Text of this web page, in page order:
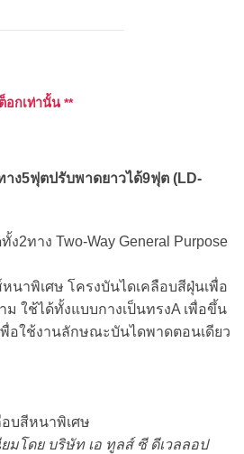
อกเท่านั้น **
าง5ฟุตปรับพาดยาวได้9ฟุต (LD-
2ทาง Two-Way General Purpose
นาพิเศษ โครงบันไดเคลือบสีฝุ่นเพื่อ
ม ใช้ได้ทั้งแบบกางเป็นทรงA เพื่อขึ้น
อใช้งานลักษณะบันไดพาดตอนเดียว
บสีหนาพิเศษ
มโดย บริษัท เอ ทูลส์ ซี ดีเวลลอป